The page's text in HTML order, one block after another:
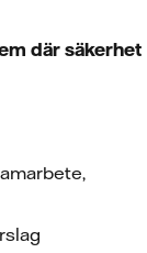
där säkerhet